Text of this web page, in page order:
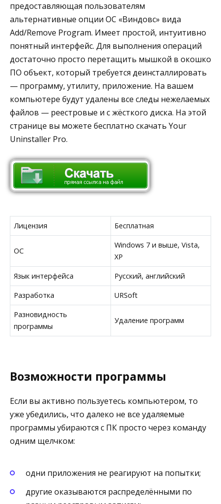
предоставляющая пользователям
альтернативные опции ОС «Виндовс» вида
Add/Remove Program. Имеет простой, интуитивно
понятный интерфейс. Для выполнения операций
достаточно просто перетащить мышкой в окошко
ПО объект, который требуется деинсталлировать
— программу, утилиту, приложение. На вашем
компьютере будут удалены все следы нежелаемых
файлов — реестровые и с жёсткого диска. На этой
странице вы можете бесплатно скачать Your
Uninstaller Pro.
Лицензия Бесплатная
ОС
Windows 7 и выше, Vista,
XP
Язык интерфейса Русский, английский
Разработка URSoft
Разновидность
программы
Удаление программ
Возможности программы
Если вы активно пользуетесь компьютером, то
уже убедились, что далеко не все удаляемые
программы убираются с ПК просто через команду
одним щелчком:
одни приложения не реагируют на попытки;
другие оказываются распределёнными по